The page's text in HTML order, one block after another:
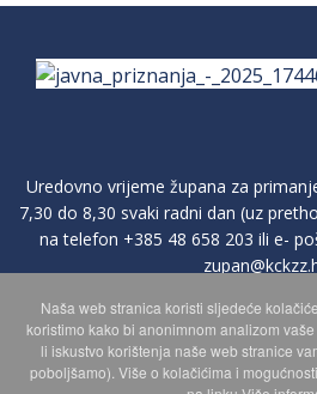
Uredovno vrijeme župana za
7,30 do 8,30 svaki radni dan (uz
na telefon +385 48 658 203 ili e-
POLITIKA ZAŠTITE
Naša web stranica koristi sljedeće
koristimo kako bi anonimnom analizom
li iskustvo korištenja naše web stranice
poboljšamo). Više o kolačićima i